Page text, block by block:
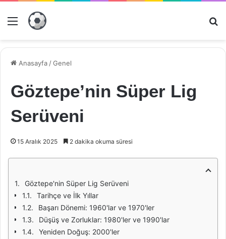
Menü
Anasayfa /Genel
Göztepe’nin Süper Lig
Serüveni
15 Aralık 2025 2 dakika okuma süresi
Göztepe'nin Süper Lig Serüveni
Tarihçe ve İlk Yıllar
Başarı Dönemi: 1960'lar ve 1970'ler
Düşüş ve Zorluklar: 1980'ler ve 1990'lar
Yeniden Doğuş: 2000'ler